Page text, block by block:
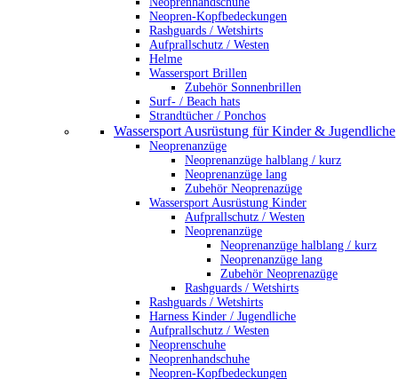
Neopren-Kopfbedeckungen
Rashguards / Wetshirts
Aufprallschutz / Westen
Helme
Wassersport Brillen
Zubehör Sonnenbrillen
Surf- / Beach hats
Strandtücher / Ponchos
Wassersport Ausrüstung für Kinder & Jugendliche
Neoprenanzüge
Neoprenanzüge halblang / kurz
Neoprenanzüge lang
Zubehör Neoprenazüge
Wassersport Ausrüstung Kinder
Aufprallschutz / Westen
Neoprenanzüge
Neoprenanzüge halblang / kurz
Neoprenanzüge lang
Zubehör Neoprenazüge
Rashguards / Wetshirts
Rashguards / Wetshirts
Harness Kinder / Jugendliche
Aufprallschutz / Westen
Neoprenschuhe
Neoprenhandschuhe
Neopren-Kopfbedeckungen